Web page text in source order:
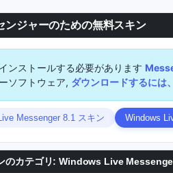
ンジャーのための無料スキン
ンストールする必要があります
ソフトウェア, ダウンロードするには
Messenger 8.1 スキン Windows
のカテゴリ: Windows Live